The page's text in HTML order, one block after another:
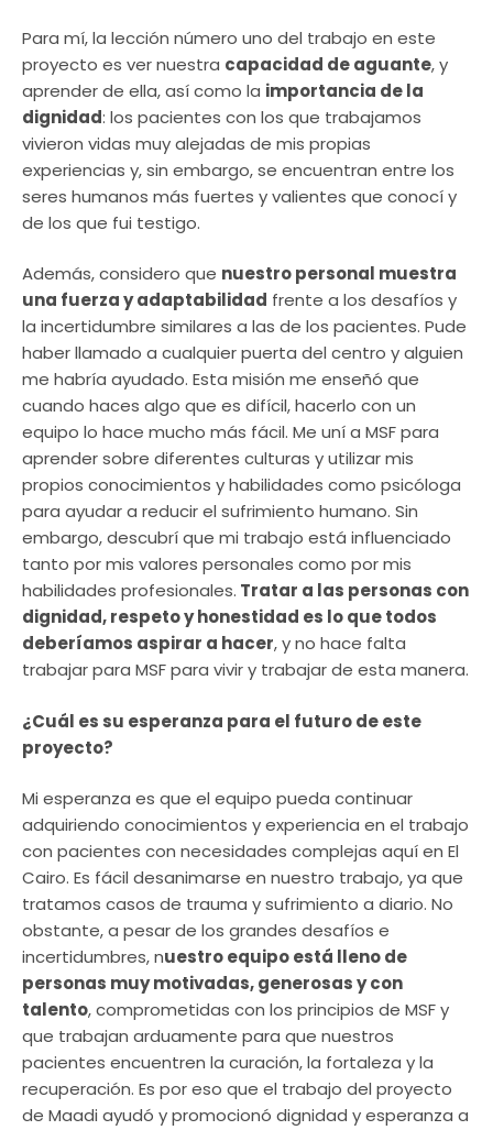
Para mí, la lección número uno del trabajo en este
proyecto es ver nuestra capacidad de aguante, y
aprender de ella, así como la importancia de la
dignidad: los pacientes con los que trabajamos
vivieron vidas muy alejadas de mis propias
experiencias y, sin embargo, se encuentran entre los
seres humanos más fuertes y valientes que conocí y
de los que fui testigo.
Además, considero que nuestro personal muestra
una fuerza y adaptabilidad frente a los desafíos y
la incertidumbre similares a las de los pacientes. Pude
haber llamado a cualquier puerta del centro y alguien
me habría ayudado. Esta misión me enseñó que
cuando haces algo que es difícil, hacerlo con un
equipo lo hace mucho más fácil. Me uní a MSF para
aprender sobre diferentes culturas y utilizar mis
propios conocimientos y habilidades como psicóloga
para ayudar a reducir el sufrimiento humano. Sin
embargo, descubrí que mi trabajo está influenciado
tanto por mis valores personales como por mis
habilidades profesionales. Tratar a las personas con
dignidad, respeto y honestidad es lo que todos
deberíamos aspirar a hacer, y no hace falta
trabajar para MSF para vivir y trabajar de esta manera.
¿Cuál es su esperanza para el futuro de este
proyecto?
Mi esperanza es que el equipo pueda continuar
adquiriendo conocimientos y experiencia en el trabajo
con pacientes con necesidades complejas aquí en El
Cairo. Es fácil desanimarse en nuestro trabajo, ya que
tratamos casos de trauma y sufrimiento a diario. No
obstante, a pesar de los grandes desafíos e
incertidumbres, nuestro equipo está lleno de
personas muy motivadas, generosas y con
talento, comprometidas con los principios de MSF y
que trabajan arduamente para que nuestros
pacientes encuentren la curación, la fortaleza y la
recuperación. Es por eso que el trabajo del proyecto
de Maadi ayudó y promocionó dignidad y esperanza a